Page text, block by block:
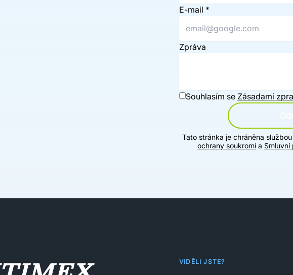
E-mail *
Zpráva
Souhlasím se Zásadami
Tato stránka je chráněna
ochrany soukromía Smluvní
VIDĚLI JSTE?